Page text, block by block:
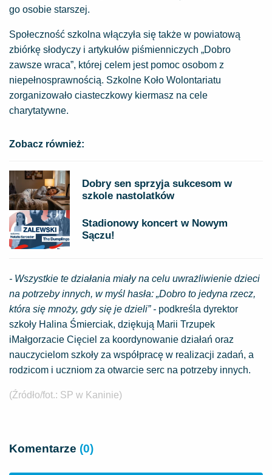
go osobie starszej.
Społeczność szkolna włączyła się także w powiatową
zbiórkę słodyczy i artykułów piśmienniczych „Dobro
zawsze wraca”, której celem jest pomoc osobom z
niepełnosprawnością. Szkolne Koło Wolontariatu
zorganizowało ciasteczkowy kiermasz na cele
charytatywne.
Zobacz również:
Dobry sen sprzyja sukcesom w
szkole nastolatków
Stadionowy koncert w Nowym
Sączu!
- Wszystkie te działania miały na celu uwrażliwienie dzieci
na potrzeby innych, w myśl hasła: „Dobro to jedyna rzecz,
która się mnoży, gdy się je dzieli” - podkreśla dyrektor
szkoły Halina Śmierciak, dziękują Marii Trzupek
iMałgorzacie Cięciel za koordynowanie działań oraz
nauczycielom szkoły za współpracę w realizacji zadań, a
rodzicom i uczniom za otwarcie serc na potrzeby innych.
(Źródło/fot.: SP w Kaninie)
Komentarze (0)